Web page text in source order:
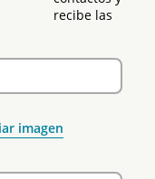
recibe las
imagen